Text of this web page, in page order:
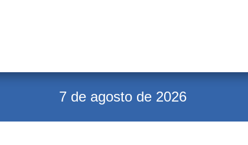
7 de agosto de 2026